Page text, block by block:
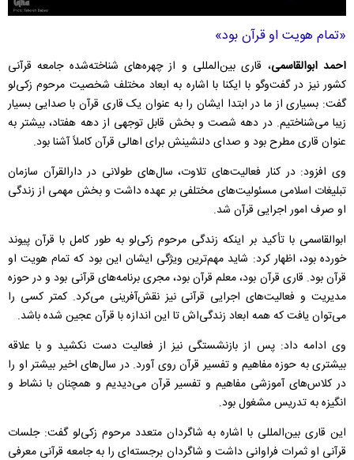
«تمام هویت او قرآن بود»
احمد ابوالقاسمی، قاری بین‌المللی و از چهره‌های شناخته‌شده جامعه قرآنی
کشور نیز در گفت‌و‌گو با ایکنا با اشاره به ابعاد مختلف شخصیت مرحوم زکی‌لو
گفت: بسیاری از ما در ابتدا ایشان را به عنوان یک قاری قرآن با صدایی بسیار
زیبا می‌شناختیم. در دهه شصت و بخش قابل توجهی از دهه هفتاد، بیشتر به
عنوان قاری مطرح بود و صدای دلنشینش برای اهالی قرآن کاملاً آشنا بود.
وی افزود: در کنار فعالیت‌های تلاوت، سال‌های طولانی در دارالقرآن سازمان
تبلیغات اسلامی مسئولیت‌های مختلفی بر عهده داشت و بخش مهمی از زندگی
او صرف امور اجرایی قرآن شد.
ابوالقاسمی با تأکید بر اینکه زندگی مرحوم زکی‌لو به طور کامل با قرآن پیوند
خورده بود، اظهار کرد: شاید مهم‌ترین ویژگی ایشان این بود که تمام هویت او
قرآن بود. قاری قرآن بود، معلم قرآن بود، مجری برنامه‌های قرآنی بود و در حوزه
مدیریت و فعالیت‌های اجرایی قرآنی نیز نقش‌آفرینی می‌کرد. کمتر کسی را
می‌توان یافت که همه ابعاد زندگی‌اش تا این اندازه با قرآن عجین شده باشد.
وی ادامه داد: پس از بازنشستگی نیز از فعالیت دست نکشید و با علاقه
بیشتری به حوزه مفاهیم و تفسیر قرآن روی آورد. در سال‌های اخیر بیشتر او را
در کلاس‌های آموزشی مفاهیم و تفسیر قرآن می‌دیدیم و همچنان با نشاط و
انگیزه به تدریس مشغول بود.
این قاری بین‌المللی با اشاره به شاگردان متعدد مرحوم زکی‌لو گفت: جلسات
قرآنی او ثمرات فراوانی داشت و شاگردان برجسته‌ای را به جامعه قرآنی معرفی